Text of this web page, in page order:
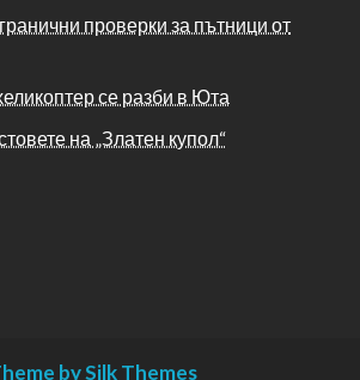
проверки за пътници от
се разби в Юта
на „Златен купол“
by Silk Themes